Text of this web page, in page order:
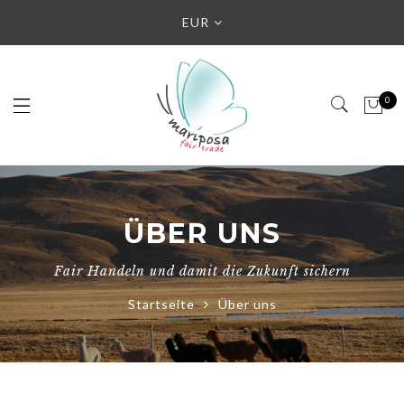
EUR
0
ÜBER UNS
Fair Handeln und damit die Zukunft sichern
Startseite Über uns